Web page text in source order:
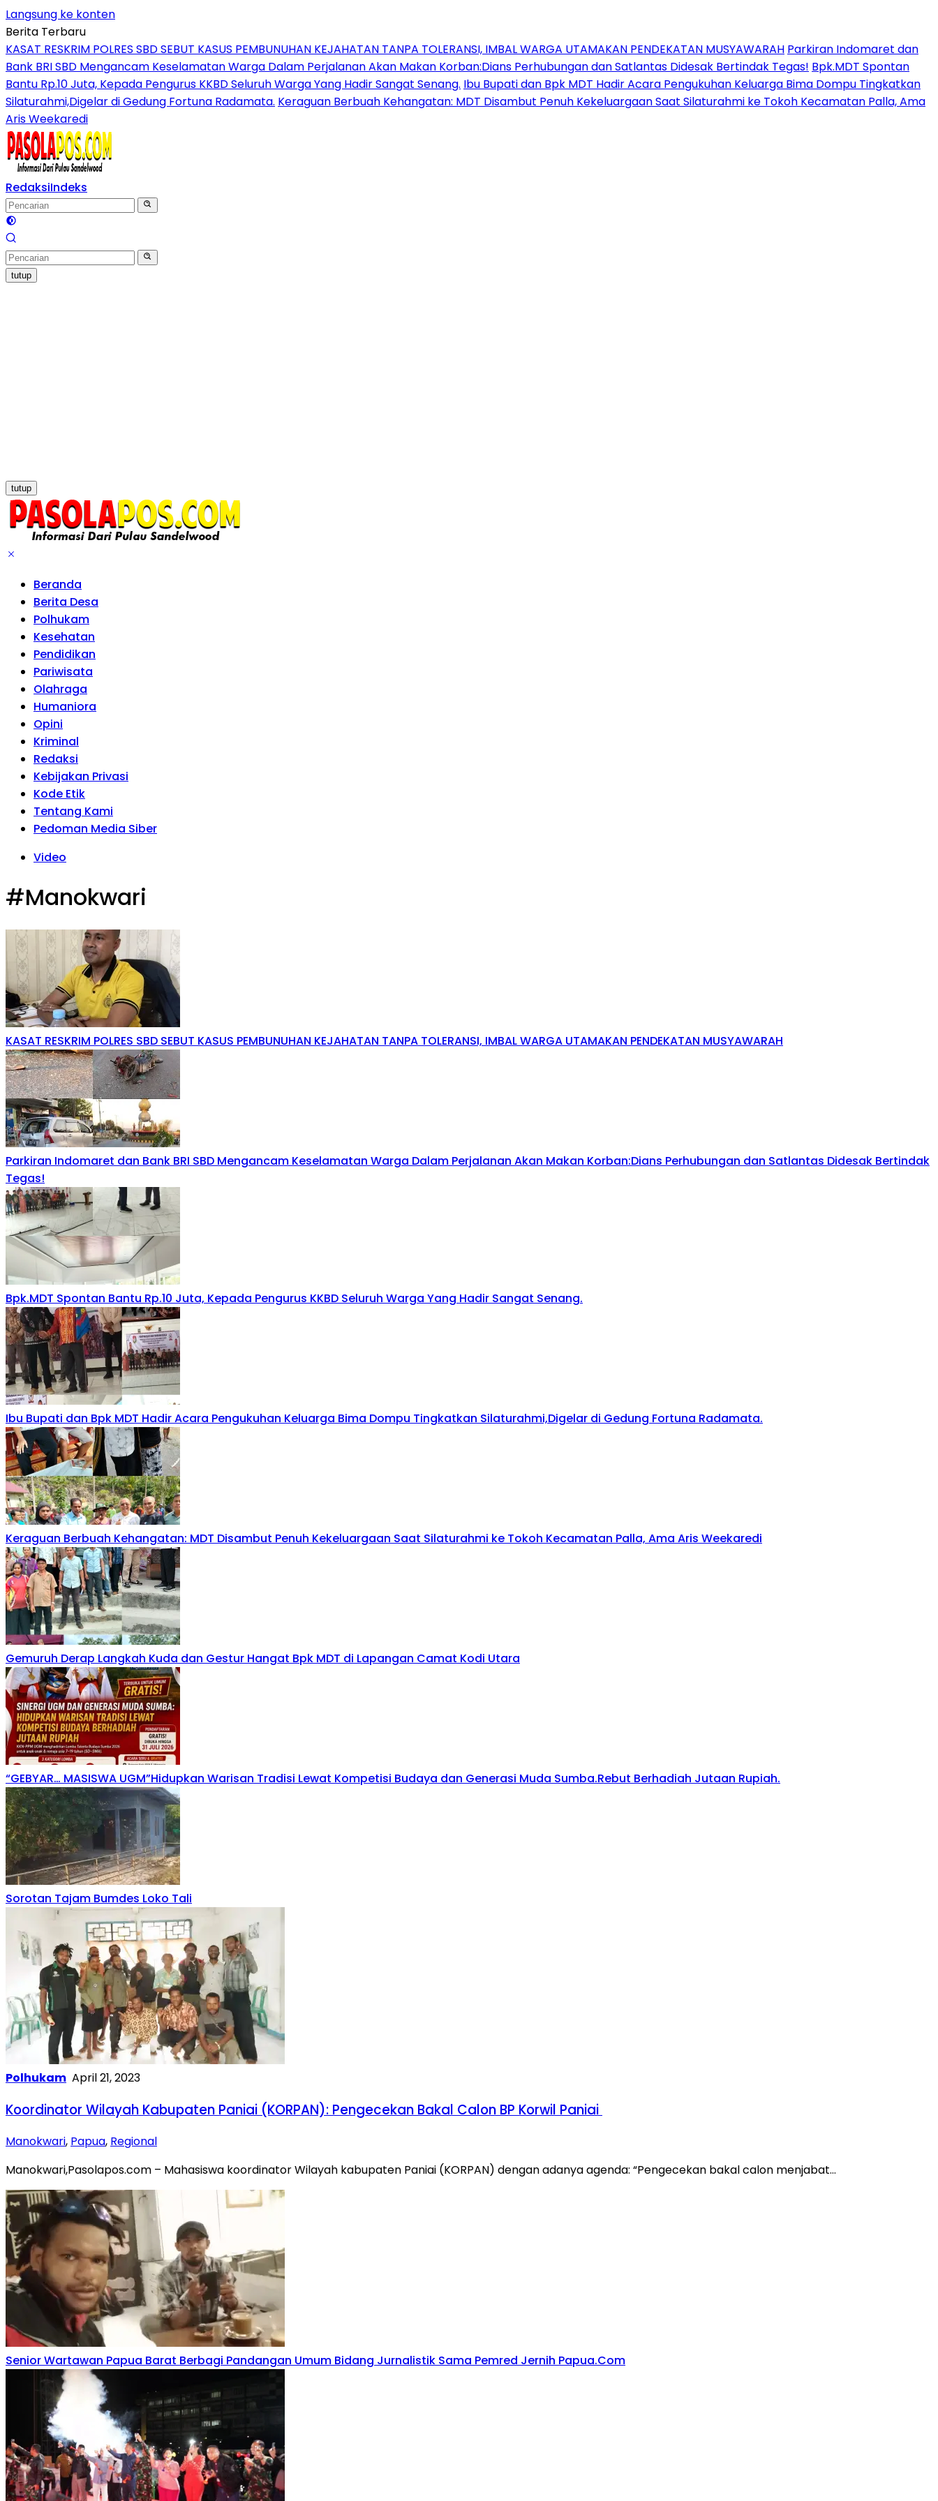
Langsung ke konten
Berita Terbaru
KASAT RESKRIM POLRES SBD SEBUT KASUS PEMBUNUHAN KEJAHATAN TANPA TOLERANSI, IMBAL WARGA UTAMAKAN PENDEKATAN MUSYAWARAH Parkiran Indomaret dan
Bank BRI SBD Mengancam Keselamatan Warga Dalam Perjalanan Akan Makan Korban:Dians Perhubungan dan Satlantas Didesak Bertindak Tegas! Bpk.MDT Spontan
Bantu Rp.10 Juta, Kepada Pengurus KKBD Seluruh Warga Yang Hadir Sangat Senang. Ibu Bupati dan Bpk MDT Hadir Acara Pengukuhan Keluarga Bima Dompu Tingkatkan
Silaturahmi,Digelar di Gedung Fortuna Radamata. Keraguan Berbuah Kehangatan: MDT Disambut Penuh Kekeluargaan Saat Silaturahmi ke Tokoh Kecamatan Palla, Ama
Aris Weekaredi
RedaksiIndeks
tutup
tutup
Beranda
Berita Desa
Polhukam
Kesehatan
Pendidikan
Pariwisata
Olahraga
Humaniora
Opini
Kriminal
Redaksi
Kebijakan Privasi
Kode Etik
Tentang Kami
Pedoman Media Siber
Video
#Manokwari
KASAT RESKRIM POLRES SBD SEBUT KASUS PEMBUNUHAN KEJAHATAN TANPA TOLERANSI, IMBAL WARGA UTAMAKAN PENDEKATAN MUSYAWARAH
Parkiran Indomaret dan Bank BRI SBD Mengancam Keselamatan Warga Dalam Perjalanan Akan Makan Korban:Dians Perhubungan dan Satlantas Didesak Bertindak
Tegas!
Bpk.MDT Spontan Bantu Rp.10 Juta, Kepada Pengurus KKBD Seluruh Warga Yang Hadir Sangat Senang.
Ibu Bupati dan Bpk MDT Hadir Acara Pengukuhan Keluarga Bima Dompu Tingkatkan Silaturahmi,Digelar di Gedung Fortuna Radamata.
Keraguan Berbuah Kehangatan: MDT Disambut Penuh Kekeluargaan Saat Silaturahmi ke Tokoh Kecamatan Palla, Ama Aris Weekaredi
Gemuruh Derap Langkah Kuda dan Gestur Hangat Bpk MDT di Lapangan Camat Kodi Utara
“GEBYAR… MASISWA UGM”Hidupkan Warisan Tradisi Lewat Kompetisi Budaya dan Generasi Muda Sumba.Rebut Berhadiah Jutaan Rupiah.
Sorotan Tajam Bumdes Loko Tali
Polhukam April 21, 2023
Koordinator Wilayah Kabupaten Paniai (KORPAN): Pengecekan Bakal Calon BP Korwil Paniai
Manokwari, Papua, Regional
Manokwari,Pasolapos.com – Mahasiswa koordinator Wilayah kabupaten Paniai (KORPAN) dengan adanya agenda: “Pengecekan bakal calon menjabat…
Senior Wartawan Papua Barat Berbagi Pandangan Umum Bidang Jurnalistik Sama Pemred Jernih Papua.Com